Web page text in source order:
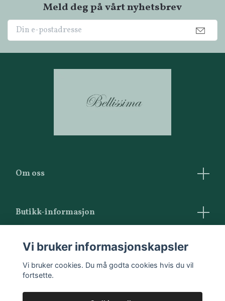
Meld deg på vårt nyhetsbrev
Om oss
Butikk-informasjon
Vilkår og betingelser
Kontakt oss
Vi bruker informasjonskapsler
Vi bruker cookies. Du må godta cookies hvis du vil
fortsette.